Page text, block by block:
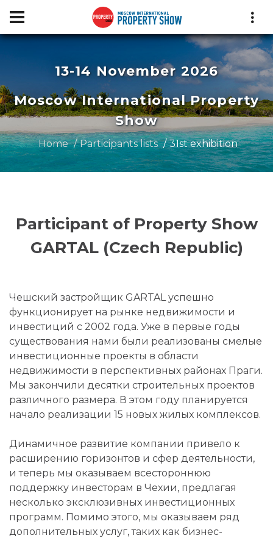
13-14 November 2026
Moscow International Property
Show
Home Participants lists 31st exhibition
Participant of Property Show
GARTAL (Czech Republic)
Чешский застройщик GARTAL успешно
функционирует на рынке недвижимости и
инвестиций с 2002 года. Уже в первые годы
существования нами были реализованы смелые
инвестиционные проекты в области
недвижимости в перспективных районах Праги.
Мы закончили десятки строительных проектов
различного размера. В этом году планируется
начало реализации 15 новых жилых комплексов.
Динамичное развитие компании привело к
расширению горизонтов и сфер деятельности,
и теперь мы оказываем всестороннюю
поддержку инвесторам в Чехии, предлагая
несколько эксклюзивных инвестиционных
программ. Помимо этого, мы оказываем ряд
дополнительных услуг, таких как бизнес-